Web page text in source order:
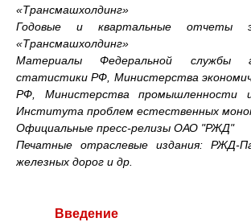
«Трансмашхолдинг»
Годовые и квартальные отчеты
«Трансмашхолдинг»
Материалы Федеральной службы
статистики РФ, Министерства
РФ, Министерства промышленности
Института проблем естественных
Официальные пресс-релизы ОАО "РЖД"
Печатные отраслевые издания: РЖД-
железных дорог и др.
Введение